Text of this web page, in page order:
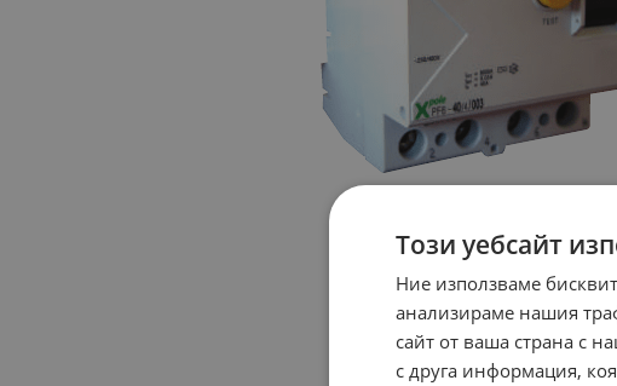
Този уебсайт
Ние използваме
анализираме нашия
сайт от ваша страна с
с друга информация,